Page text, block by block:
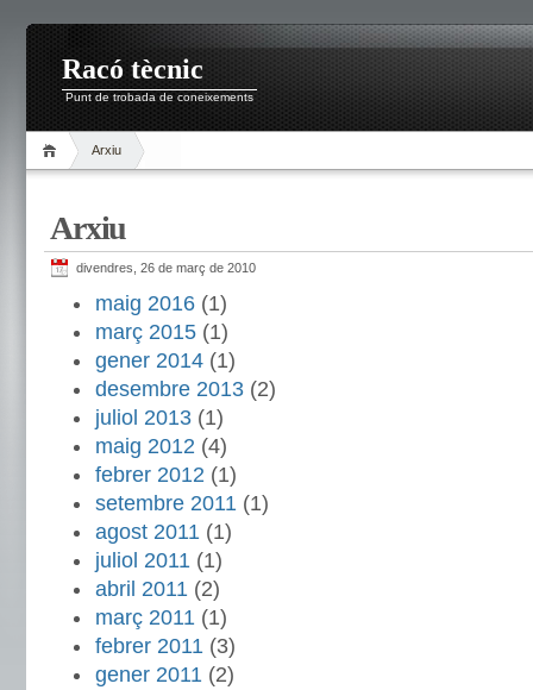
Racó tècnic
Punt de trobada de coneixements
Arxiu
Arxiu
divendres, 26 de març de 2010
maig 2016 (1)
març 2015 (1)
gener 2014 (1)
desembre 2013 (2)
juliol 2013 (1)
maig 2012 (4)
febrer 2012 (1)
setembre 2011 (1)
agost 2011 (1)
juliol 2011 (1)
abril 2011 (2)
març 2011 (1)
febrer 2011 (3)
gener 2011 (2)